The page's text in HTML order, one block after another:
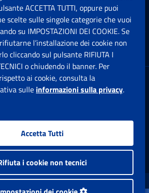
Legale : Via Ciro il Grande, 21
Roma
una nuova finestra
Apre una nuova finestra
Whatsapp: Apre una nuova
Youtube: Apre una
Instagram:
© 1997-2026
ACCETTA TUTTI, oppure puoi
scelte sulle singole categorie che vuoi
su IMPOSTAZIONI DEI COOKIE. Se
l’installazione dei cookie non
cliccando sul pulsante RIFIUTA I
o chiudendo il banner. Per
ai cookie, consulta la
sulle informazioni sulla privacy.
Accetta Tutti
i cookie non tecnici